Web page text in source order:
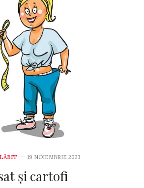
19 NOIEMBRIE 2023
și cartofi